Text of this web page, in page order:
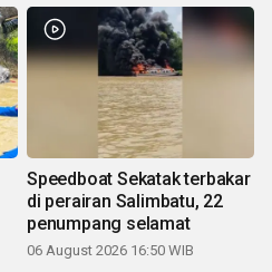
Speedboat Sekatak terbakar
di perairan Salimbatu, 22
penumpang selamat
06 August 2026 16:50 WIB